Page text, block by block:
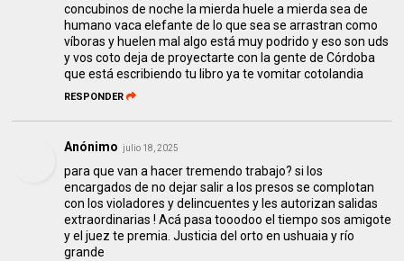
concubinos de noche la mierda huele a mierda sea de
humano vaca elefante de lo que sea se arrastran como
víboras y huelen mal algo está muy podrido y eso son uds
y vos coto deja de proyectarte con la gente de Córdoba
que está escribiendo tu libro ya te vomitar cotolandia
RESPONDER
Anónimo julio 18, 2025
para que van a hacer tremendo trabajo? si los
encargados de no dejar salir a los presos se complotan
con los violadores y delincuentes y les autorizan salidas
extraordinarias ! Acá pasa tooodoo el tiempo sos amigote
y el juez te premia. Justicia del orto en ushuaia y río
grande